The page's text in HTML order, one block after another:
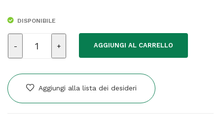
DISPONIBILE
-
per
AGGIUNGI AL CARRELLO
Aggiungi alla lista dei desideri